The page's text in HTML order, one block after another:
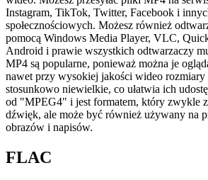
Instagram, TikTok, Twitter, Facebook i
społecznościowych. Możesz również
pomocą Windows Media Player, VLC,
Android i prawie wszystkich odtwarzaczy
MP4 są popularne, ponieważ można je
nawet przy wysokiej jakości wideo rozmiary
stosunkowo niewielkie, co ułatwia ich
od "MPEG4" i jest formatem, który zwykle
dźwięk, ale może być również używany na
obrazów i napisów.
FLAC